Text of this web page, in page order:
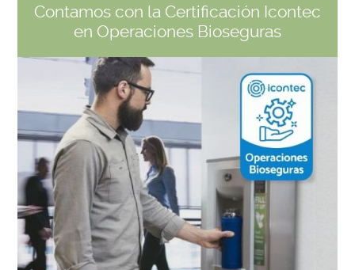
Contamos con la Certificación Icontec
en Operaciones Bioseguras